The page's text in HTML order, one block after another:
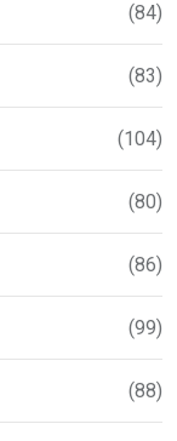
(84)
(83)
(104)
(80)
(86)
(99)
(88)